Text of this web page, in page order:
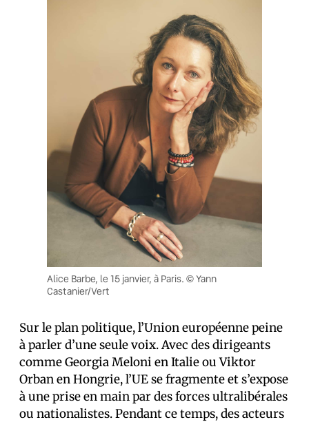
Alice Barbe, le 15 janvier, à Paris. © Yann
Castanier/Vert
Sur le plan politique, l’Union européenne peine
à parler d’une seule voix. Avec des dirigeants
comme Georgia Meloni en Italie ou Viktor
Orban en Hongrie, l’UE se fragmente et s’expose
à une prise en main par des forces ultralibérales
ou nationalistes. Pendant ce temps, des acteurs